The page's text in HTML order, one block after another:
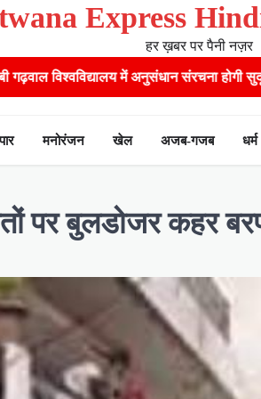
Express
हर ख़बर पर पैनी नज़र
संरचना होगी सुदृढ,उच्च शिक्षा मंत्री धन
मनोरंजन खेल अजब-गजब धर्म
पर बुलडोजर कहर